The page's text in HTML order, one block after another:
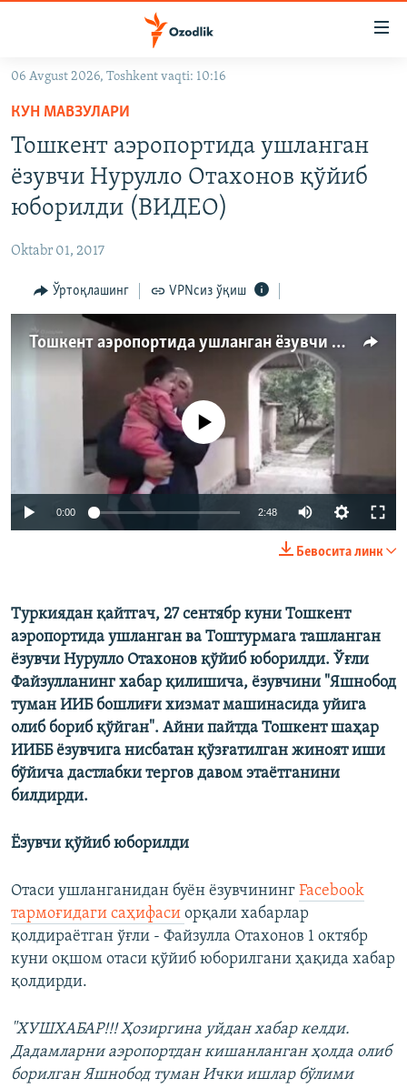
Асосий
навигацияга
ўтинг
Қидиришга
ўтинг
На русском
ИЖТИМОИЙ ТАРМОҚЛАР
Озодлик бошқа тилларда
06 Avgust 2026, Toshkent vaqti: 10:16
КУН МАВЗУЛАРИ
Тошкент аэропортида ушланган
ёзувчи Нурулло Отахонов қўйиб
юборилди (ВИДЕО)
Oktabr 01, 2017
Ўртоқлашинг VPNсиз ўқиш
Тошкент аэропортида ушланган ёзувчи Нурулло Отахонов қўйиб юборилди
Айни дамда медиа-манба мавжуд эмас
0:00 2:48
Бевосита линк
Туркиядан қайтгач, 27 сентябр куни Тошкент
аэропортида ушланган ва Тоштурмага ташланган
ëзувчи Нурулло Отахонов қўйиб юборилди. Ўғли
Файзулланинг хабар қилишича, ёзувчини "Яшнобод
туман ИИБ бошлиғи хизмат машинасида уйига
олиб бориб қўйган". Айни пайтда Тошкент шаҳар
ИИББ ёзувчига нисбатан қўзғатилган жиноят иши
бўйича дастлабки тергов давом этаётганини
билдирди.
Ёзувчи қўйиб юборилди
Отаси ушланганидан буён ёзувчининг Facebook
тармоғидаги саҳифаси орқали хабарлар
қолдираётган ўғли - Файзулла Отахонов 1 октябр
куни оқшом отаси қўйиб юборилгани ҳақида хабар
қолдирди.
"ХУШХАБАР!!! Ҳозиргина уйдан хабар келди.
Дадамларни аэропортдан кишанланган ҳолда олиб
борилган Яшнобод туман Ички ишлар бўлими